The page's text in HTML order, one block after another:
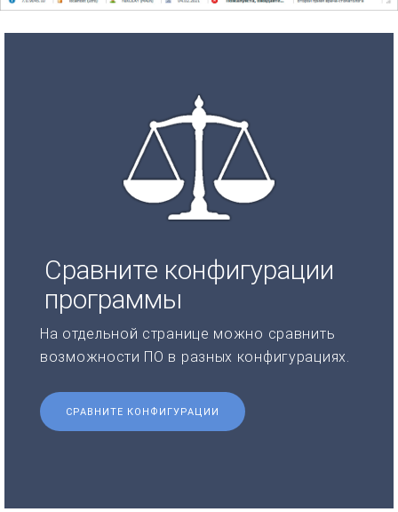
Сравните конфигурации
программы
На отдельной странице можно сравнить
возможности ПО в разных конфигурациях.
СРАВНИТЕ КОНФИГУРАЦИИ